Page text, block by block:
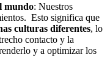
mundo: Nuestros
Esto significa que
culturas diferentes, lo
contacto y la
y a optimizar los